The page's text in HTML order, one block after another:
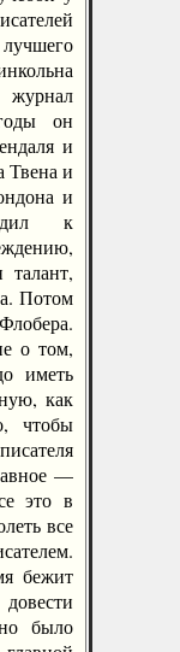
он
и
Твена и
и
к
Потом
о том,
иметь
как
чтобы
—
это в
все
бежит
было